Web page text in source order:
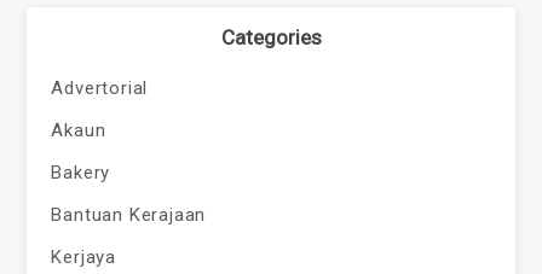
Categories
Advertorial
Akaun
Bakery
Bantuan Kerajaan
Kerjaya